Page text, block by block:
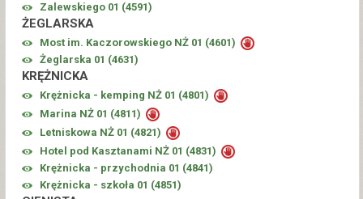
Zalewskiego 01 (4591)
ŻEGLARSKA
Most im. Kaczorowskiego NŻ 01 (4601)
Żeglarska 01 (4631)
KRĘŻNICKA
Krężnicka - kemping NŻ 01 (4801)
Marina NŻ 01 (4811)
Letniskowa NŻ 01 (4821)
Hotel pod Kasztanami NŻ 01 (4831)
Krężnicka - przychodnia 01 (4841)
Krężnicka - szkoła 01 (4851)